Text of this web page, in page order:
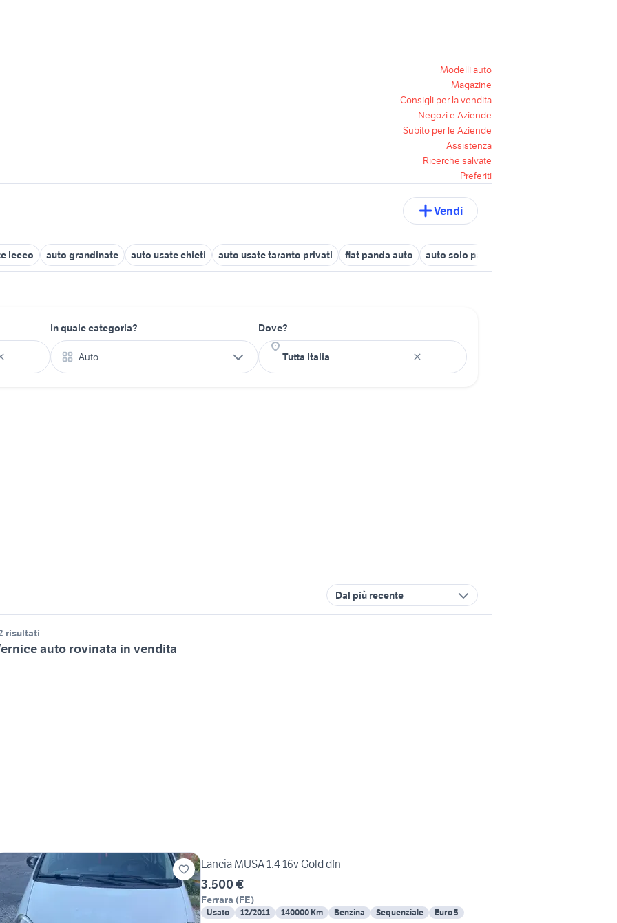
Modelli auto
Magazine
Consigli per la vendita
Negozi e Aziende
Subito per le Aziende
Assistenza
Ricerche salvate
Preferiti
Vendi
lecco auto grandinate auto usate chieti auto usate taranto privati fiat panda auto auto solo passaggio Campania
In quale categoria?
Auto
Dove?
Dal più recente
risultati
auto rovinata in vendita
Lancia MUSA 1.4 16v Gold dfn
3.500 €
Ferrara (FE)
Usato 12/2011 140000 Km Benzina Sequenziale Euro 5